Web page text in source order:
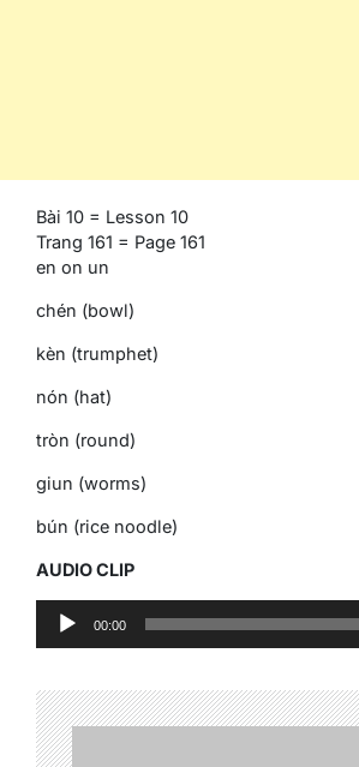
Bài 10 = Lesson 10
Trang 161 = Page 161
en on un
chén (bowl)
kèn (trumphet)
nón (hat)
tròn (round)
giun (worms)
bún (rice noodle)
AUDIO CLIP
Audio
Player
00:00